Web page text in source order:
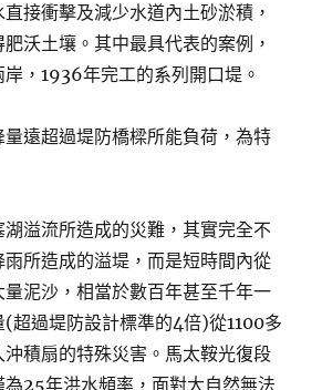
接衝擊及減少水道內土砂淤積，
沃土壤。其中最具代表的案例，
，1936年完工的系列開口堤。
量遠超過堤防橋樑所能負荷，為特
溢流所造成的災難，其實完全不
所造成的溢堤，而是短時間內從
泥沙，相當於數百年甚至千年一
超過堤防設計標準的4倍)從1100多
積扇的特殊災害。馬太鞍光復段
25年洪水頻率，面對大自然無法